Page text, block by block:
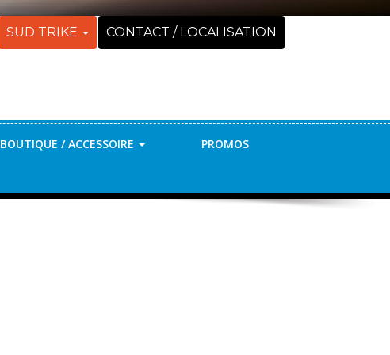
BOUTIQUE / ACCESSOIRE PROMOS
SUD TRIKE CONTACT / LOCALISATION